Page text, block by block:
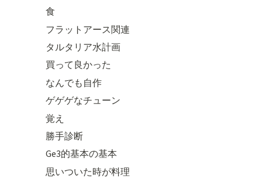
食
フラットアース関連
タルタリア水計画
買って良かった
なんでも自作
ゲゲゲなチューン
覚え
勝手診断
Ge3的基本の基本
思いついた時が料理